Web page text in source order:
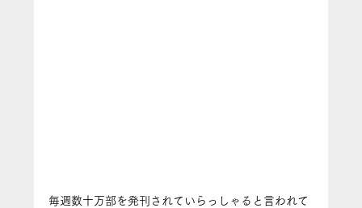
毎週数十万部を発刊されていらっしゃると言われて